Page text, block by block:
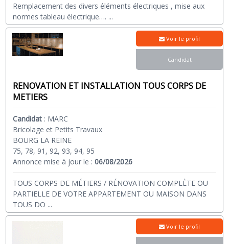
Remplacement des divers éléments électriques , mise aux
normes tableau électrique…. ...
RENOVATION ET INSTALLATION TOUS CORPS DE
METIERS
Candidat : MARC
Bricolage et Petits Travaux
BOURG LA REINE
75, 78, 91, 92, 93, 94, 95
Annonce mise à jour le :06/08/2026
TOUS CORPS DE MÉTIERS / RÉNOVATION COMPLÈTE OU
PARTIELLE DE VOTRE APPARTEMENT OU MAISON DANS
TOUS DO ...
Voir le profil
Candidat
Voir le profil